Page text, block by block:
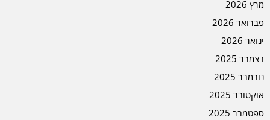
מרץ 2026
פברואר 2026
ינואר 2026
דצמבר 2025
נובמבר 2025
אוקטובר 2025
ספטמבר 2025